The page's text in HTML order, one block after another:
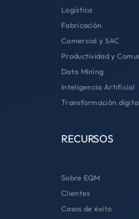
Logística
Fabricación
Comercial y SAC
Productividad y
Data Mining
Inteligencia Artificial
Transformación digital
RECURSOS
Sobre EQM
Clientes
Casos de éxito